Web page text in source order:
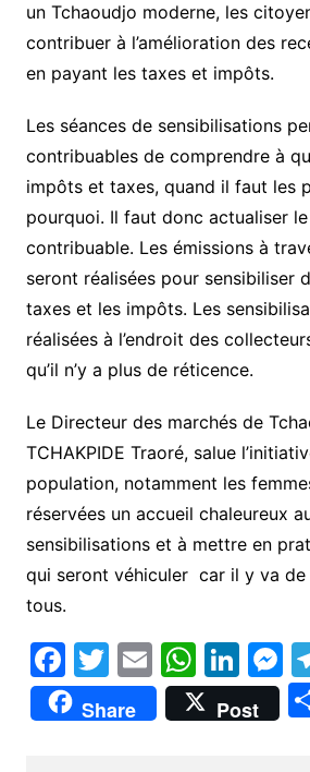
un Tchaoudjo moderne, les
contribuer à l’amélioration des
en payant les taxes et impôts.
Les séances de sensibilisations
contribuables de comprendre à
impôts et taxes, quand il faut les
pourquoi. Il faut donc actualiser
contribuable. Les émissions à
seront réalisées pour sensibiliser
taxes et les impôts. Les
réalisées à l’endroit des
qu’il n’y a plus de réticence.
Le Directeur des marchés de
TCHAKPIDE Traoré, salue
population, notamment les
réservées un accueil chaleureux
sensibilisations et à mettre en
qui seront véhiculer car il y va
tous.
F
a
c
T
w
itt
E
m
ai
W
h
at
Li
n
k
e
s
Share Post